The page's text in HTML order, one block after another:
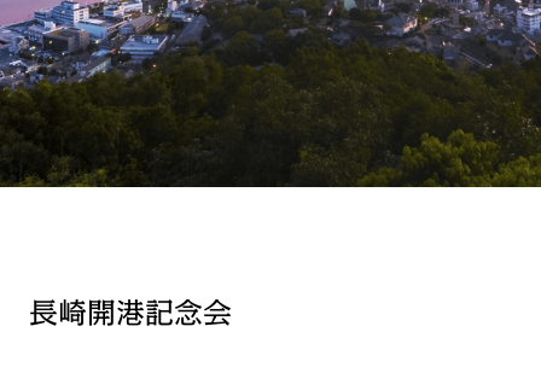
長崎開港記念会